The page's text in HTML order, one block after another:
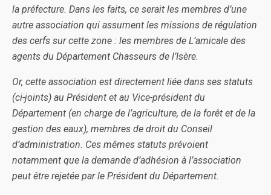
la préfecture. Dans les faits, ce serait les membres d’une
autre association qui assument les missions de régulation
des cerfs sur cette zone : les membres de L’amicale des
agents du Département Chasseurs de l’Isère.
Or, cette association est directement liée dans ses statuts
(ci-joints) au Président et au Vice-président du
Département (en charge de l’agriculture, de la forêt et de la
gestion des eaux), membres de droit du Conseil
d’administration. Ces mêmes statuts prévoient
notamment que la demande d’adhésion à l’association
peut être rejetée par le Président du Département.